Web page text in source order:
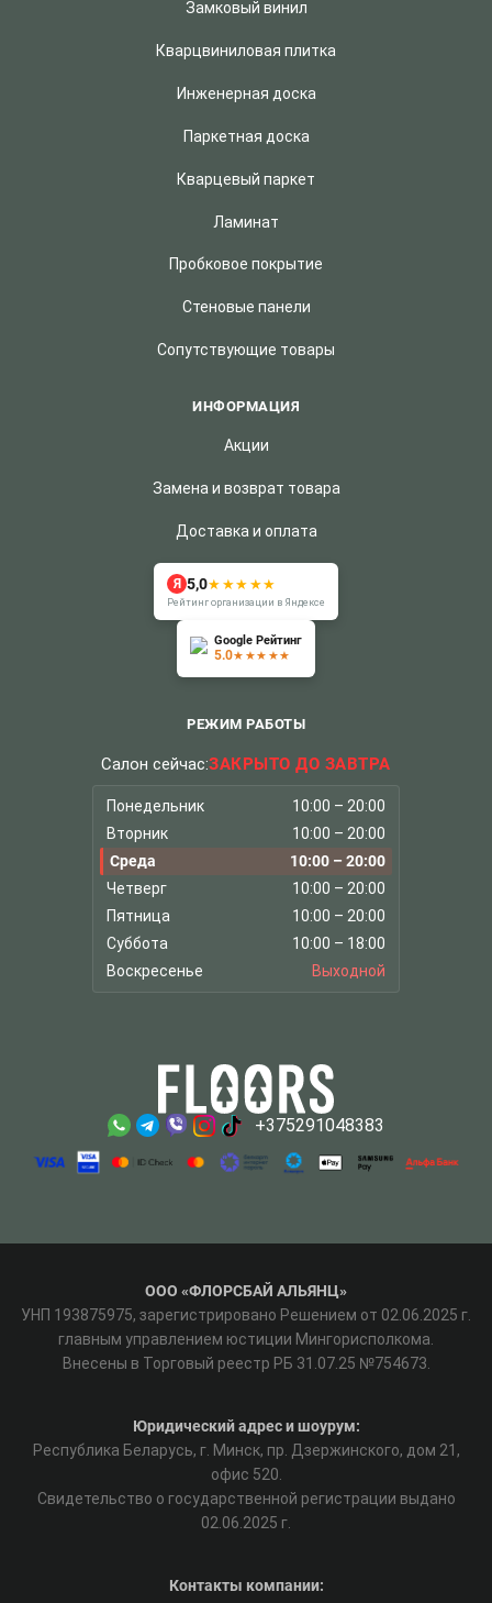
Замковый винил
Кварцвиниловая плитка
Инженерная доска
Паркетная доска
Кварцевый паркет
Ламинат
Пробковое покрытие
Стеновые панели
Сопутствующие товары
ИНФОРМАЦИЯ
Акции
Замена и возврат товара
Доставка и оплата
Я 5,0★★★★★
Рейтинг организации в Яндексе
Google Рейтинг
5.0★★★★★
РЕЖИМ РАБОТЫ
Салон сейчас:ЗАКРЫТО ДО ЗАВТРА
Понедельник
10:00 – 20:00
Вторник
10:00 – 20:00
Среда
10:00 – 20:00
Четверг
10:00 – 20:00
Пятница
10:00 – 20:00
Суббота
10:00 – 18:00
Воскресенье
Выходной
+375291048383
ООО «ФЛОРСБАЙ АЛЬЯНЦ»
УНП 193875975, зарегистрировано Решением от 02.06.2025 г.
главным управлением юстиции Мингорисполкома.
Внесены в Торговый реестр РБ 31.07.25 №754673.
Юридический адрес и шоурум:
Республика Беларусь, г. Минск, пр. Дзержинского, дом 21,
офис 520.
Свидетельство о государственной регистрации выдано
02.06.2025 г.
Контакты компании: